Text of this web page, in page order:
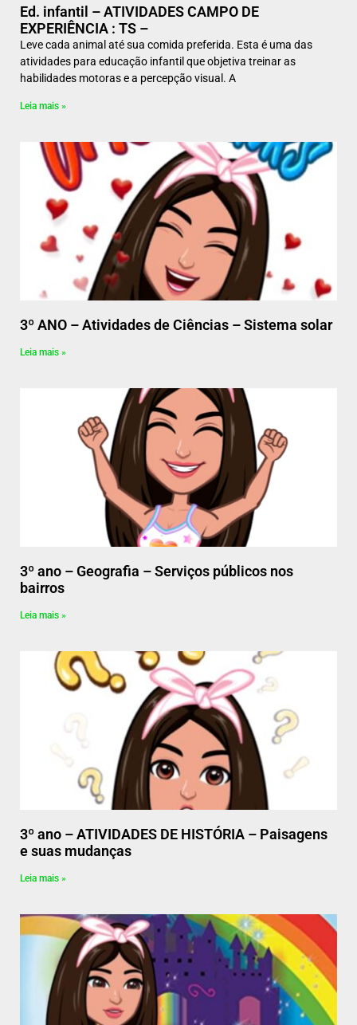
Ed. infantil – ATIVIDADES CAMPO DE
EXPERIÊNCIA : TS –
Leve cada animal até sua comida preferida. Esta é uma das
atividades para educação infantil que objetiva treinar as
habilidades motoras e a percepção visual. A
Leia mais »
3º ANO – Atividades de Ciências – Sistema solar
Leia mais »
3º ano – Geografia – Serviços públicos nos
bairros
Leia mais »
3º ano – ATIVIDADES DE HISTÓRIA – Paisagens
e suas mudanças
Leia mais »